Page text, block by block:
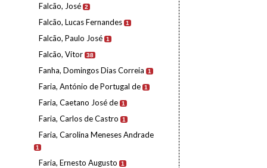
Falcão, José 2
Falcão, Lucas Fernandes 1
Falcão, Paulo José 1
Falcão, Vítor 38
Fanha, Domingos Dias Correia 1
Faria, António de Portugal de 1
Faria, Caetano José de 1
Faria, Carlos de Castro 1
Faria, Carolina Meneses Andrade
1
Faria, Ernesto Augusto 1